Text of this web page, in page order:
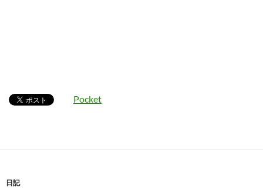
Pocket
日記